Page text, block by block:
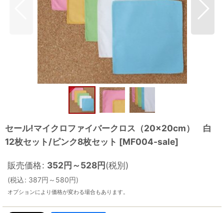
セール!マイクロファイバークロス（20×20cm） 白
12枚セット/ピンク8枚セット [MF004-sale]
販売価格: 352円～528円(税別)
(税込: 387円 ～580円)
オプションにより価格が変わる場合もあります。